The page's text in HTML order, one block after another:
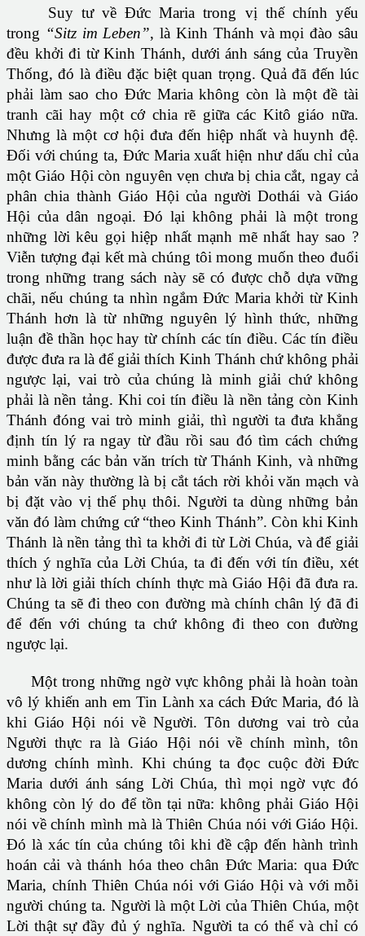
Suy tư về Ðức Maria trong vị thế chính yếu
trong “Sitz im Leben”, là Kinh Thánh và mọi đào sâu
đều khởi đi từ Kinh Thánh, dưới ánh sáng của Truyền
Thống, đó là điều đặc biệt quan trọng. Quả đã đến lúc
phải làm sao cho Ðức Maria không còn là một đề tài
tranh cãi hay một cớ chia rẽ giữa các Kitô giáo nữa.
Nhưng là một cơ hội đưa đến hiệp nhất và huynh đệ.
Ðối với chúng ta, Ðức Maria xuất hiện như dấu chỉ của
một Giáo Hội còn nguyên vẹn chưa bị chia cắt, ngay cả
phân chia thành Giáo Hội của người Dothái và Giáo
Hội của dân ngoại. Ðó lại không phải là một trong
những lời kêu gọi hiệp nhất mạnh mẽ nhất hay sao ?
Viễn tượng đại kết mà chúng tôi mong muốn theo đuổi
trong những trang sách này sẽ có được chỗ dựa vững
chãi, nếu chúng ta nhìn ngắm Ðức Maria khởi từ Kinh
Thánh hơn là từ những nguyên lý hình thức, những
luận đề thần học hay từ chính các tín điều. Các tín điều
được đưa ra là để giải thích Kinh Thánh chứ không phải
ngược lại, vai trò của chúng là minh giải chứ không
phải là nền tảng. Khi coi tín điều là nền tảng còn Kinh
Thánh đóng vai trò minh giải, thì người ta đưa khẳng
định tín lý ra ngay từ đầu rồi sau đó tìm cách chứng
minh bằng các bản văn trích từ Thánh Kinh, và những
bản văn này thường là bị cắt tách rời khỏi văn mạch và
bị đặt vào vị thế phụ thôi. Người ta dùng những bản
văn đó làm chứng cứ “theo Kinh Thánh”. Còn khi Kinh
Thánh là nền tảng thì ta khởi đi từ Lời Chúa, và để giải
thích ý nghĩa của Lời Chúa, ta đi đến với tín điều, xét
như là lời giải thích chính thực mà Giáo Hội đã đưa ra.
Chúng ta sẽ đi theo con đường mà chính chân lý đã đi
để đến với chúng ta chứ không đi theo con đường
ngược lại.
Một trong những ngờ vực không phải là hoàn toàn
vô lý khiến anh em Tin Lành xa cách Ðức Maria, đó là
khi Giáo Hội nói về Người. Tôn dương vai trò của
Người thực ra là Giáo Hội nói về chính mình, tôn
dương chính mình. Khi chúng ta đọc cuộc đời Ðức
Maria dưới ánh sáng Lời Chúa, thì mọi ngờ vực đó
không còn lý do để tồn tại nữa: không phải Giáo Hội
nói về chính mình mà là Thiên Chúa nói với Giáo Hội.
Ðó là xác tín của chúng tôi khi đề cập đến hành trình
hoán cải và thánh hóa theo chân Ðức Maria: qua Ðức
Maria, chính Thiên Chúa nói với Giáo Hội và với mỗi
người chúng ta. Người là một Lời của Thiên Chúa, một
Lời thật sự đầy đủ ý nghĩa. Người ta có thể và chỉ có